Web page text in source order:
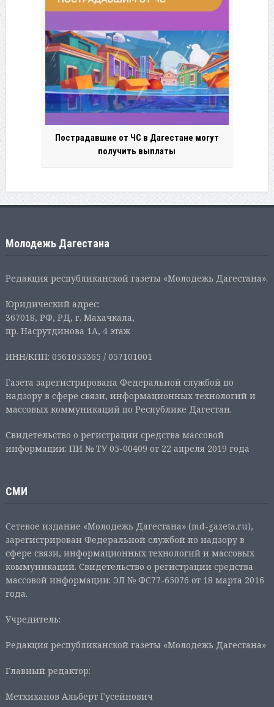
Пострадавшие от ЧС в Дагестане могут
получить выплаты
Молодежь Дагестана
Редакция республиканской газеты «Молодежь Дагестана».
Юридический адрес:
367018, РФ, РД, г. Махачкала,
пр. Насрутдинова 1А, 4 этаж
ИНН/КПП: 0561055365 / 057101001
Газета зарегистрирована Федеральной службой по
надзору в сфере связи, информационных технологий и
массовых коммуникаций по Республике Дагестан.
Свидетельство о регистрации средства массовой
информации: ПИ № ТУ 05-00409 от 22 апреля 2019 года
СМИ
Сетевое издание «Молодежь Дагестана» (md-gazeta.ru),
зарегистрирован Федеральной службой по надзору в
сфере связи, информационных технологий и массовых
коммуникаций. Свидетельство о регистрации средства
массовой информации: ЭЛ № ФС77-65076 от 18 марта 2016
года.
Учредитель:
Редакция республиканской газеты «Молодежь Дагестана»
Главный редактор:
Метхиханов Альберт Гусейнович